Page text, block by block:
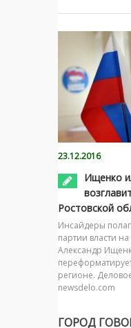
23.12.2016
Ищенко
Ростовской
Инсайдеры
партии власти
Александр
регионе.
newsdelo.com
ГОРОД